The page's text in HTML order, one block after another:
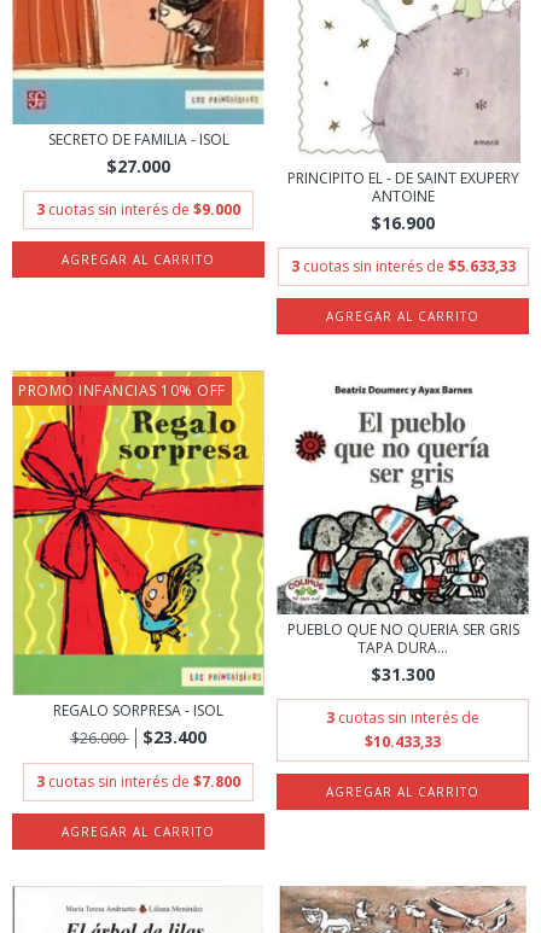
SECRETO DE FAMILIA - ISOL
$27.000
3 cuotas sin interés de $9.000
PRINCIPITO EL - DE SAINT EXUPERY
ANTOINE
$16.900
3 cuotas sin interés de $5.633,33
PROMO INFANCIAS 10% OFF
REGALO SORPRESA - ISOL
$26.000
$23.400
3 cuotas sin interés de $7.800
PUEBLO QUE NO QUERIA SER GRIS
TAPA DURA...
$31.300
3 cuotas sin interés de
$10.433,33